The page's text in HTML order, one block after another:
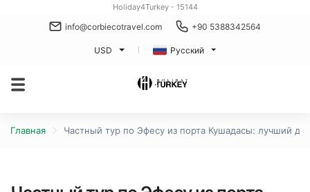
Holiday4Turkey - 15144
info@corbiecotravel.com +90 5388342564
USD Русский
Главная Частный тур по Эфесу из порта Кушадасы: лучший